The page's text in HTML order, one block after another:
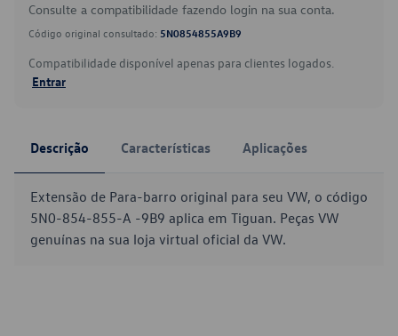
Consulte a compatibilidade fazendo login na sua conta.
Código original consultado: 5N0854855A9B9
Compatibilidade disponível apenas para clientes logados.
Entrar
Descrição Características Aplicações
Extensão de Para-barro original para seu VW, o código
5N0-854-855-A -9B9 aplica em Tiguan. Peças VW
genuínas na sua loja virtual oficial da VW.